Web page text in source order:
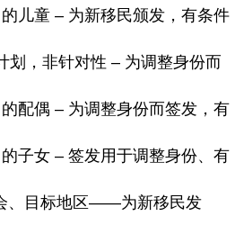
儿童 – 为新移民颁发，有条件
划，非针对性 – 为调整身份而
配偶 – 为调整身份而签发，有
子女 – 签发用于调整身份、有
、目标地区——为新移民发